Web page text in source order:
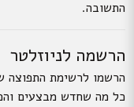
התשובה.
הרשמה לניוזלטר
הרשמו לרשימת התפוצה
כל מה שחדש מבצעים